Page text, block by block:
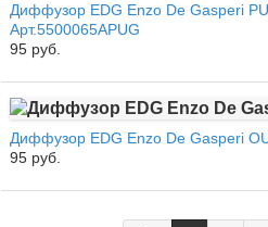
Диффузор EDG Enzo De Gasperi
Арт.5500065APUG
95 руб.
Диффузор EDG Enzo De Gasperi
95 руб.